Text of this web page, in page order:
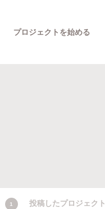
プロジェクトを始める
1 投稿したプロジェクト